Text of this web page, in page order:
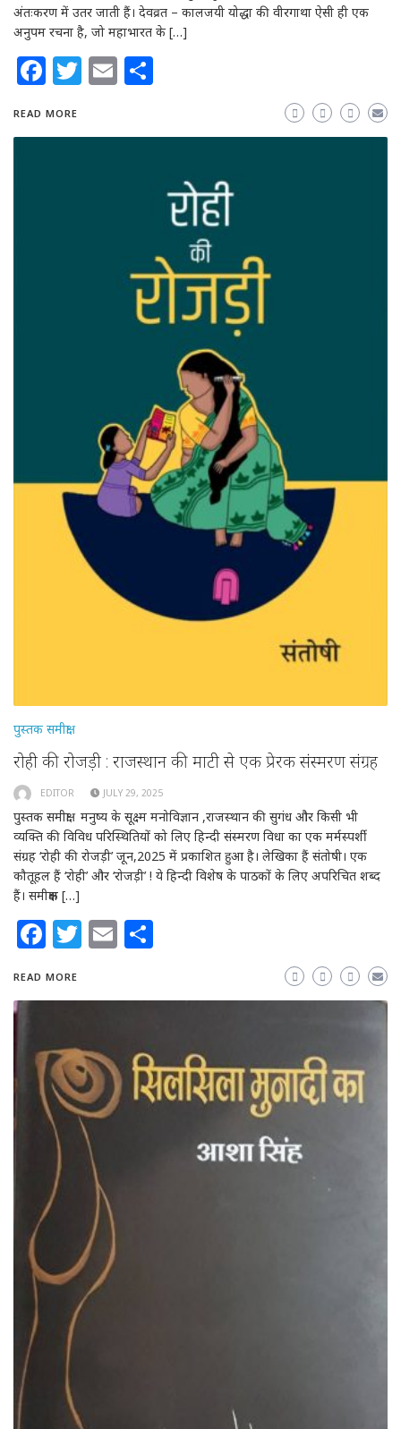
अंतःकरण में उतर जाती हैं। देवव्रत – कालजयी योद्धा की वीरगाथा ऐसी ही एक
अनुपम रचना है, जो महाभारत के […]
Facebook
Twitter
Email
READ MORE
पुस्तक समीक्षा
रोही की रोजड़ी : राजस्थान की माटी से एक प्रेरक संस्मरण संग्रह
EDITOR JULY 29, 2025
पुस्तक समीक्षा मनुष्य के सूक्ष्म मनोविज्ञान ,राजस्थान की सुगंध और किसी भी
व्यक्ति की विविध परिस्थितियों को लिए हिन्दी संस्मरण विधा का एक मर्मस्पर्शी
संग्रह ‘रोही की रोजड़ी’ जून,2025 में प्रकाशित हुआ है। लेखिका हैं संतोषी। एक
कौतूहल हैं ‘रोही’ और ‘रोजड़ी’ ! ये हिन्दी विशेष के पाठकों के लिए अपरिचित शब्द
हैं। समीक्षक […]
Facebook
Twitter
Email
READ MORE